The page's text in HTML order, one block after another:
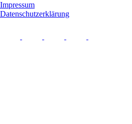
Impressum
Datenschutzerklärung